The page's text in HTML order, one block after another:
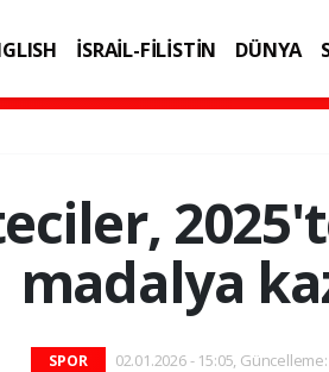
İSRAİL-FİLİSTİN DÜNYA
madalya
SPOR 02.01.2026 - 15:05,